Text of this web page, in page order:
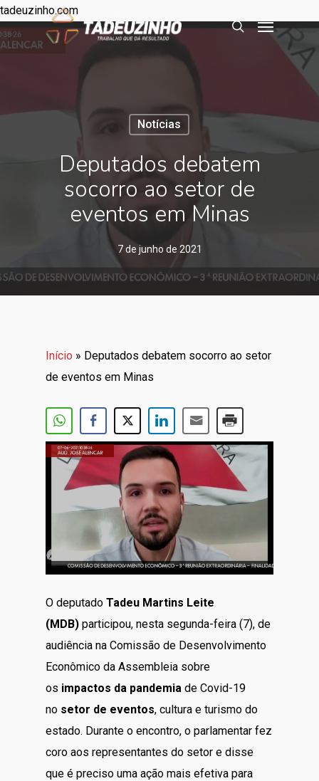
tadeuzinho.com
Notícias
Deputados debatem
socorro ao setor de
eventos em Minas
7 de junho de 2021
Início » Deputados debatem socorro ao setor
de eventos em Minas
O deputado Tadeu Martins Leite
(MDB) participou, nesta segunda-feira (7), de
audiência na Comissão de Desenvolvimento
Econômico da Assembleia sobre
os impactos da pandemia de Covid-19
no setor de eventos, cultura e turismo do
estado. Durante o encontro, o parlamentar fez
coro aos representantes do setor e disse
que é preciso uma ação mais efetiva para